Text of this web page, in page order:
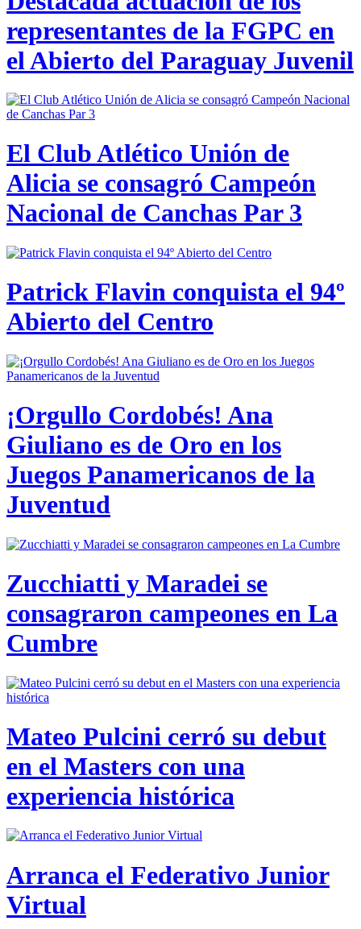
representantes de la FGPC en
el Abierto del Paraguay Juvenil
El Club Atlético Unión de
Alicia se consagró Campeón
Nacional de Canchas Par 3
Patrick Flavin conquista el 94º
Abierto del Centro
¡Orgullo Cordobés! Ana
Giuliano es de Oro en los
Juegos Panamericanos de la
Juventud
Zucchiatti y Maradei se
consagraron campeones en La
Cumbre
Mateo Pulcini cerró su debut
en el Masters con una
experiencia histórica
Arranca el Federativo Junior
Virtual